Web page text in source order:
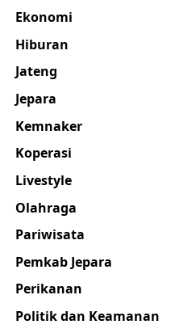
Ekonomi
Hiburan
Jateng
Jepara
Kemnaker
Koperasi
Livestyle
Olahraga
Pariwisata
Pemkab Jepara
Perikanan
Politik dan Keamanan